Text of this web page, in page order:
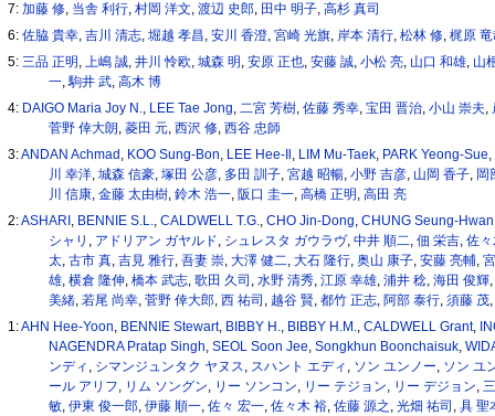
7:加藤 修, 当舎 利行,村岡 洋文,渡辺 史郎, 田中 明子,高杉 真司
6:佐脇 貴幸,吉川 清志,堀越 孝昌,安川 香澄,宮崎 光旗, 岸本 清行,松林 修,梶原
5:三品 正明 ,上嶋 誠,井川 怜欧,城森 明 ,安原 正也,安藤 誠,小松 亮, 山口 和雄, 山
一,駒井 武, 高木 博
4: DAIGO Maria Joy N., LEE Tae Jong,二宮 芳樹,佐藤 秀幸,宝田 晋治,小山 崇夫,
菅野 倖大朗, 菱田 元, 西沢 修, 西谷 忠師
3:ANDAN Achmad , KOO Sung-Bon, LEE Hee-Il , LIM Mu-Taek, PARK Yeong-Sue,
川 幸洋, 城森 信豪, 塚田 公彦, 多田 訓子, 宮越 昭暢, 小野 吉彦, 山岡 香子, 岡
川 信康, 金藤 太由樹, 鈴木 浩一, 阪口 圭一, 高橋 正明 , 高田 亮
2:ASHARI , BENNIE S.L.,CALDWELL T.G.,CHO Jin-Dong,CHUNG Seung-Hwan
シャリ , アドリアン ガヤルド, シュレスタ ガウラヴ, 中井 順二, 佃 栄吉, 佐
太, 古市 真, 吉見 雅行, 吾妻 崇, 大澤 健二, 大石 隆行, 奥山 康子, 安藤 亮輔,
雄, 横倉 隆伸, 橋本 武志, 歌田 久司 , 水野 清秀, 江原 幸雄, 浦井 稔, 海田 俊輝,
美緒, 若尾 尚幸, 菅野 倖大郎, 西 祐司 , 越谷 賢, 都竹 正志, 阿部 泰行, 須藤 茂,
1:AHN Hee-Yoon, BENNIE Stewart, BIBBY H., BIBBY H.M.,CALDWELL Grant,
NAGENDRA Pratap Singh, SEOL Soon Jee, Songkhun Boonchaisuk,
ンディ , シマンジュンタク ヤヌス, スハント エディ , ソン ユンノー, ソン ユ
ール アリフ, リム ソングン, リー ソンコン, リー テジョン, リー デジョン,
敏, 伊東 俊一郎, 伊藤 順一, 佐々 宏一, 佐々木 裕, 佐藤 源之 , 光畑 祐司 , 具 聖